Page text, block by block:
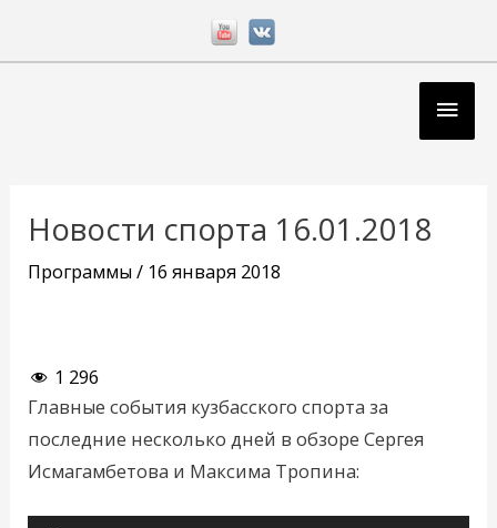
Новости спорта 16.01.2018
Программы/ 16 января 2018
1 296
Главные события кузбасского спорта за
последние несколько дней в обзоре Сергея
Исмагамбетова и Максима Тропина:
записям